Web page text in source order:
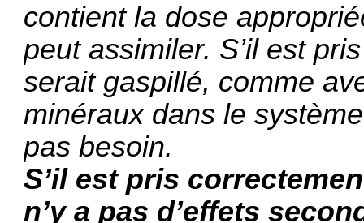
contient la dose
peut assimiler. S’il est
serait gaspillé, comme
minéraux dans le
pas besoin.
S’il est pris
n’y a pas d’effets